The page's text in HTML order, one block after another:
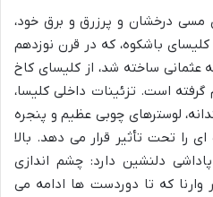
مسی درخشان و پرزرق و برق خود،
باشکوه، که در قرن نوزدهم
عثمانی ساخته شد، از کلیسای کاخ
است. تزئینات داخلی کلیسا،
لوسترهای چوبی عظیم و پنجره
را تحت تأثیر قرار می دهد. بالا
پاداشی دلنشین دارد: چشم اندازی
وارنا که تا دوردست ها ادامه می